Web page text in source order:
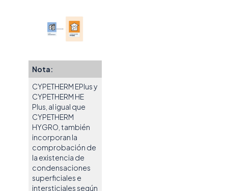
Nota:
CYPETHERM EPlus y
CYPETHERM HE
Plus, al igual que
CYPETHERM
HYGRO, también
incorporan la
comprobación de
la existencia de
condensaciones
superficiales e
intersticiales según